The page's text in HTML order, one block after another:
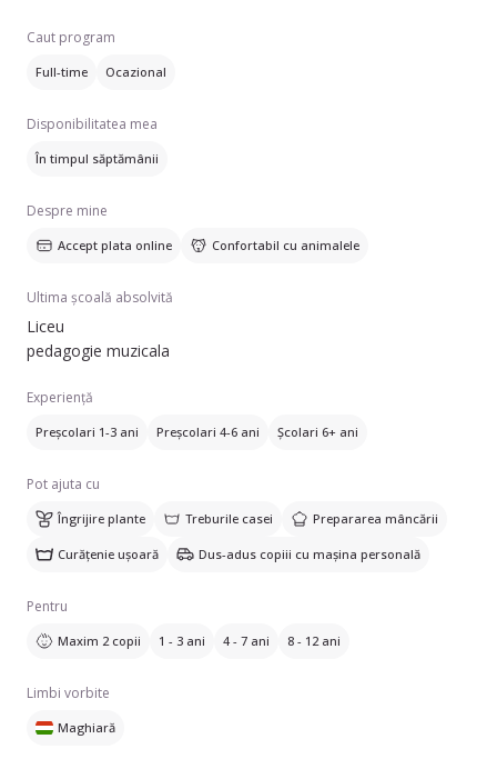
Avem o casa cu etaj,pe care eu o intretin,si chiar cred ca pot
sa intretin si casa altor persoane ca sí cum ar fi a mea.
Stiu sa gatesc chiar bine, dar fiecare persoana trebuie pus la
Ma pot deplasa in Cluj.
Multumesc daca aveti incredere ín mine.
Caut program
Full-time Ocazional
Disponibilitatea mea
În timpul săptămânii
Despre mine
Accept plata online Confortabil cu animalele
Ultima școală absolvită
Liceu
pedagogie muzicala
Experiență
Preșcolari 1-3 ani Preșcolari 4-6 ani Școlari 6+ ani
Pot ajuta cu
Îngrijire plante Treburile casei Prepararea mâncării
Curățenie ușoară Dus-adus copiii cu mașina personală
Pentru
Maxim 2 copii 1 - 3 ani 4 - 7 ani 8 - 12 ani
Limbi vorbite
Maghiară